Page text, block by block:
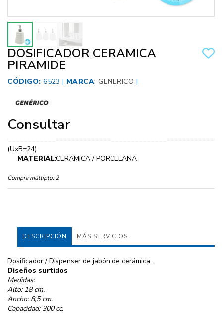
DOSIFICADOR CERAMICA
PIRAMIDE
CÓDIGO: 6523 | MARCA: GENERICO |
Consultar
(UxB=24)
MATERIAL:CERAMICA / PORCELANA
Compra múltiplo:2
DESCRIPCIÓN MÁS SERVICIOS
Dosificador / Dispenser de jabón de cerámica.
Diseños surtidos
Medidas:
Alto: 18 cm.
Ancho: 8,5 cm.
Capacidad: 300 cc.